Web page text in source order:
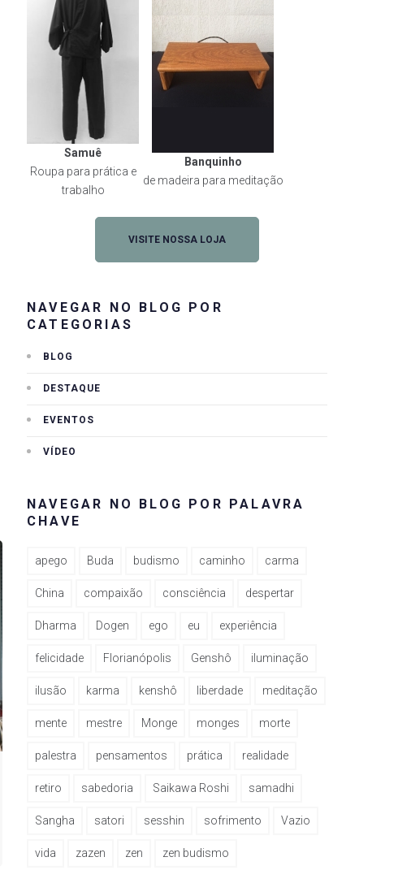
Samuê
Roupa para prática e
trabalho
Banquinho
de madeira para meditação
VISITE NOSSA LOJA
NAVEGAR NO BLOG POR
CATEGORIAS
BLOG
DESTAQUE
EVENTOS
VÍDEO
NAVEGAR NO BLOG POR PALAVRA
CHAVE
apego Buda budismo caminho carma
China compaixão consciência despertar
Dharma Dogen ego eu experiência
felicidade Florianópolis Genshô iluminação
ilusão karma kenshô liberdade meditação
mente mestre Monge monges morte
palestra pensamentos prática realidade
retiro sabedoria Saikawa Roshi samadhi
Sangha satori sesshin sofrimento Vazio
vida zazen zen zen budismo